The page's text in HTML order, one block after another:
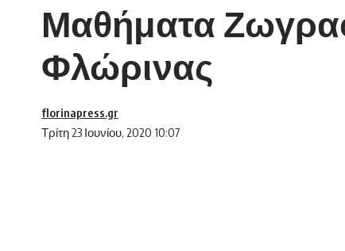
Μαθήματα
Φλώρινας
Τρίτη 23 Ιουνίου, 2020 10:07
florinapress.gr